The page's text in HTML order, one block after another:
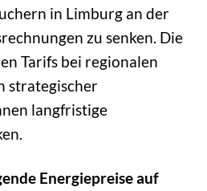
in Limburg an der
zu senken. Die
Tarifs bei regionalen
strategischer
langfristige
Energiepreise auf